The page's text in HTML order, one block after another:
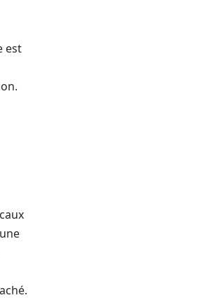
est